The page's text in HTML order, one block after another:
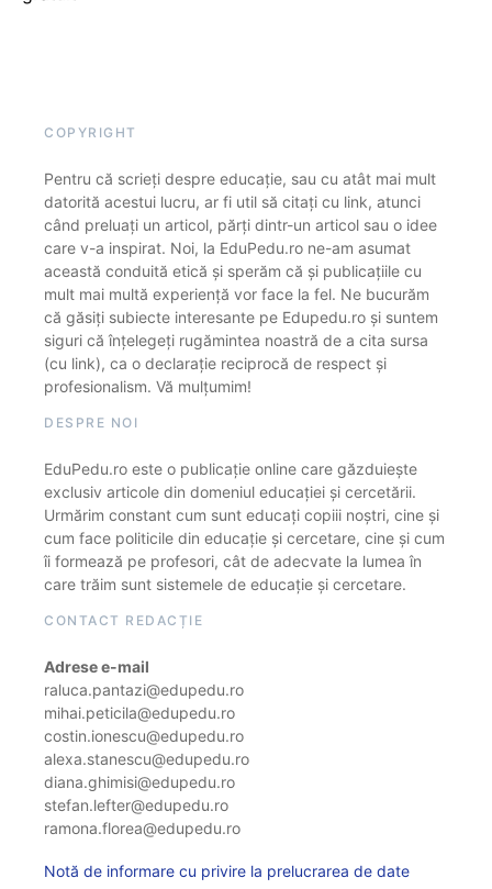
COPYRIGHT
Pentru că scrieți despre educație, sau cu atât mai mult
datorită acestui lucru, ar fi util să citați cu link, atunci
când preluați un articol, părți dintr-un articol sau o idee
care v-a inspirat. Noi, la EduPedu.ro ne-am asumat
această conduită etică și sperăm că și publicațiile cu
mult mai multă experiență vor face la fel. Ne bucurăm
că găsiți subiecte interesante pe Edupedu.ro și suntem
siguri că înțelegeți rugămintea noastră de a cita sursa
(cu link), ca o declarație reciprocă de respect și
profesionalism. Vă mulțumim!
DESPRE NOI
EduPedu.ro este o publicație online care găzduiește
exclusiv articole din domeniul educației și cercetării.
Urmărim constant cum sunt educați copiii noștri, cine și
cum face politicile din educație și cercetare, cine și cum
îi formează pe profesori, cât de adecvate la lumea în
care trăim sunt sistemele de educație și cercetare.
CONTACT REDACȚIE
Adrese e-mail
raluca.pantazi@edupedu.ro
mihai.peticila@edupedu.ro
costin.ionescu@edupedu.ro
alexa.stanescu@edupedu.ro
diana.ghimisi@edupedu.ro
stefan.lefter@edupedu.ro
ramona.florea@edupedu.ro
Notă de informare cu privire la prelucrarea de date